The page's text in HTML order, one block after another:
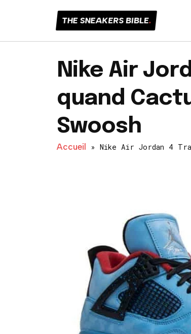
THE SNEAKERS BIBLE.
Nike Air
quand
Swoosh
Accueil » Nike Air Jordan 4